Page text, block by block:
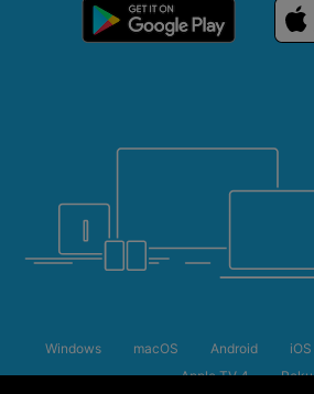
Saldi estivi
Windows macOS Android iOS
Apple TV 4
Roku